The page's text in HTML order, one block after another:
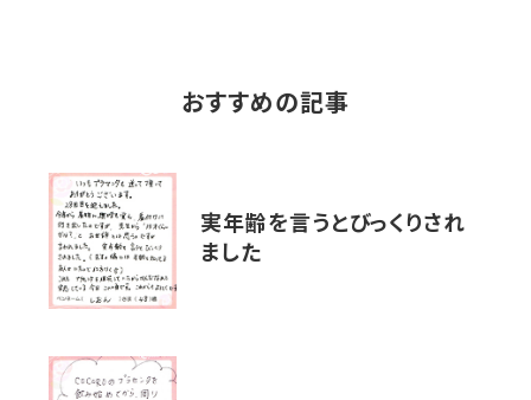
おすすめの記事
実年齢を言うとびっくりされ
ました